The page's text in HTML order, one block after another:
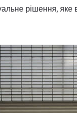
рішення, яке